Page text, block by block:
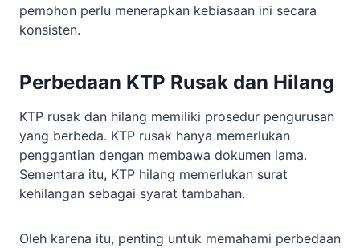
pemohon perlu menerapkan kebiasaan ini secara
konsisten.
Perbedaan KTP Rusak dan Hilang
KTP rusak dan hilang memiliki prosedur pengurusan
yang berbeda. KTP rusak hanya memerlukan
penggantian dengan membawa dokumen lama.
Sementara itu, KTP hilang memerlukan surat
kehilangan sebagai syarat tambahan.
Oleh karena itu, penting untuk memahami perbedaan